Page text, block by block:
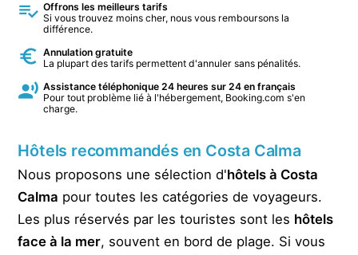
Offrons les meilleurs tarifs
Si vous trouvez moins cher, nous vous remboursons la
différence.
Annulation gratuite
La plupart des tarifs permettent d'annuler sans pénalités.
Assistance téléphonique 24 heures sur 24 en français
Pour tout problème lié à l'hébergement, Booking.com s'en
charge.
Hôtels recommandés en Costa Calma
Nous proposons une sélection d'hôtels à Costa
Calma pour toutes les catégories de voyageurs.
Les plus réservés par les touristes sont les hôtels
face à la mer, souvent en bord de plage. Si vous